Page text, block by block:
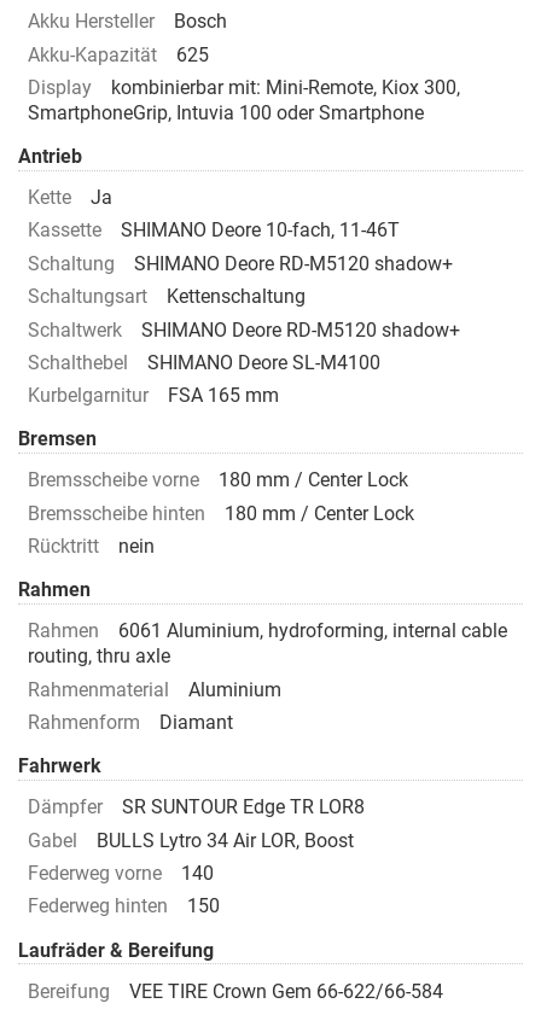
Akku Hersteller
Bosch
Akku-Kapazität
625
Display
kombinierbar mit: Mini-Remote, Kiox 300,
SmartphoneGrip, Intuvia 100 oder Smartphone
Antrieb
Kette
Ja
Kassette
SHIMANO Deore 10-fach, 11-46T
Schaltung
SHIMANO Deore RD-M5120 shadow+
Schaltungsart
Kettenschaltung
Schaltwerk
SHIMANO Deore RD-M5120 shadow+
Schalthebel
SHIMANO Deore SL-M4100
Kurbelgarnitur
FSA 165 mm
Bremsen
Bremsscheibe vorne
180 mm / Center Lock
Bremsscheibe hinten
180 mm / Center Lock
Rücktritt
nein
Rahmen
Rahmen
6061 Aluminium, hydroforming, internal cable
routing, thru axle
Rahmenmaterial
Aluminium
Rahmenform
Diamant
Fahrwerk
Dämpfer
SR SUNTOUR Edge TR LOR8
Gabel
BULLS Lytro 34 Air LOR, Boost
Federweg vorne
140
Federweg hinten
150
Laufräder & Bereifung
Bereifung
VEE TIRE Crown Gem 66-622/66-584